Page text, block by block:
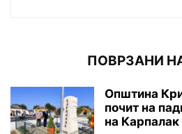
ПОВРЗАНИ
Општина
почит на
на Карпалак